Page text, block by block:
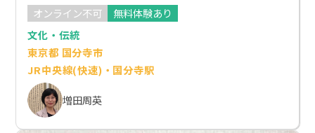
オンライン不可
無料体験あり
文化・伝統
東京都 国分寺市
JR中央線(快速)・国分寺駅
増田周英